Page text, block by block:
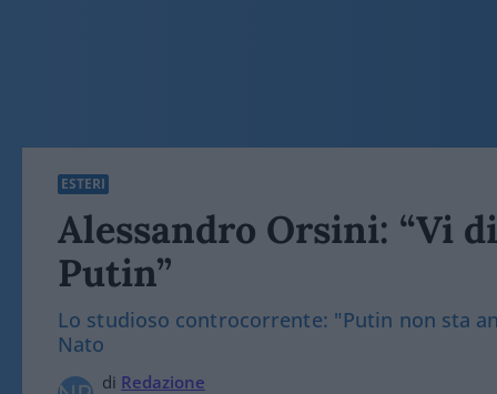
ESTERI
Alessandro Orsini: “Vi
Putin”
Lo studioso controcorrente: "Putin non sta
Nato
di Redazione